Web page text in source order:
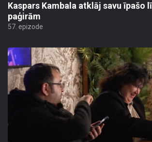
Kaspars Kambala atklāj savu īpašo
paģirām
57. epizode